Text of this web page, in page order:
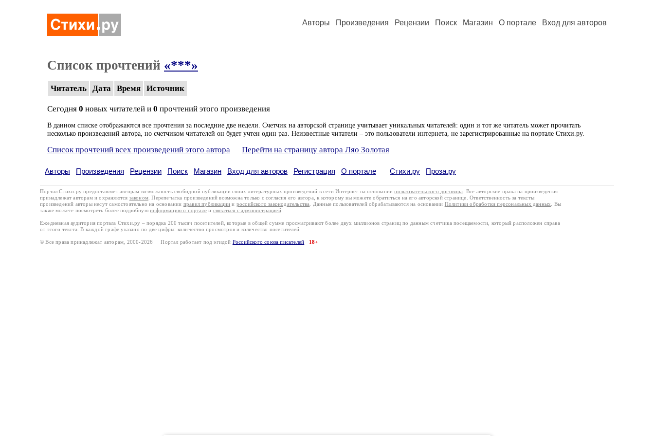
Авторы Произведения Рецензии Поиск Магазин О портале Вход для авторов
Список прочтений «***»
Читатель Дата Время Источник
Сегодня 0 новых читателей и 0 прочтений этого произведения
В данном списке отображаются все прочтения за последние две недели. Счетчик на авторской странице учитывает уникальных читателей: один и тот же читатель может прочитать
несколько произведений автора, но счетчиком читателей он будет учтен один раз. Неизвестные читатели – это пользователи интернета, не зарегистрированные на портале Стихи.ру.
Список прочтений всех произведений этого автора Перейти на страницу автора Ляо Золотая
Авторы Произведения Рецензии Поиск Магазин Вход для авторов Регистрация О портале Стихи.ру Проза.ру
Портал Стихи.ру предоставляет авторам возможность свободной публикации своих литературных произведений в сети Интернет на основаниипользовательского договора
. Все авторские права на произведения
принадлежат авторам и охраняются законом . Перепечатка произведений возможна только с согласия его автора, к которому вы можете обратиться на его авторской странице. Ответственность за тексты
произведений авторы несут самостоятельно на основании правил публикации и российского законодательства . Данные пользователей обрабатываются на основании Политики обработки персональных данных
. Вы
также можете посмотреть более подробную информацию о портале и связаться с администрацией.
Ежедневная аудитория портала Стихи.ру – порядка 200 тысяч посетителей, которые в общей сумме просматривают более двух миллионов страниц по данным счетчика посещаемости, который расположен справа
от этого текста. В каждой графе указано по две цифры: количество просмотров и количество посетителей.
© Все права принадлежат авторам, 2000-2026 Портал работает под эгидой Российского союза писателей 18+